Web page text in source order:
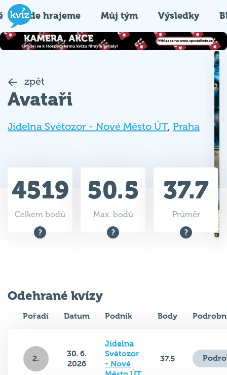
Kde hrajeme Můj tým Výsledky
zpět
Avataři
Jídelna Světozor - Nové Město ÚT, Praha
4519
Celkem bodů
50.5
Max. bodů
37.7
Průměr
Odehrané kvízy
Pořadí Datum Podnik Body
2.
30. 6.
2026
Jídelna
Světozor
- Nové
37.5